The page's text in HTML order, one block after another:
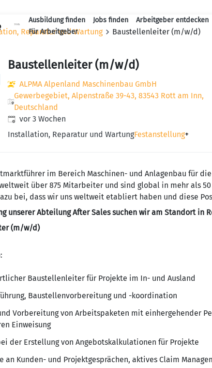
Haupt-
Ausbildung finden Jobs finden Arbeitgeber entdecken
Für Arbeitgeber
Reparatur und Wartung Baustellenleiter (m/w/d)
Baustellenleiter (m/w/d)
ALPMA Alpenland Maschinenbau GmbH
Gewerbegebiet, Alpenstraße 39-43, 83543 Rott am Inn,
Deutschland
Veröffentlicht:
vor 3 Wochen
Installation, Reparatur und WartungFestanstellung+
im Bereich Maschinen- und Anlagenbau für
über 875 Mitarbeiter und sind global in mehr als
bei, dass wir uns weltweit etabliert haben und diese
unserer Abteilung After Sales suchen wir am Standort in
(m/w/d)
Baustellenleiter für Projekte im In- und Ausland
Baustellenvorbereitung und -koordination
Vorbereitung von Arbeitspaketen mit einhergehender
Einweisung
der Erstellung von Angebotskalkulationen für Projekte
an Kunden- und Projektgesprächen, aktives Claim